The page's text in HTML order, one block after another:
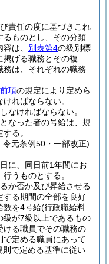
責任の度に基づきこれ
るものとし、その分類
は、 別表第4の級別標
掲げる職務とその複
は、それぞれの職務
前項の規定により定めら
ればならない。
なければならない。
なった者の号給は、規
る。
元条例50・一部改正)
に、同日前1年間にお
うものとする。
か否か及び昇給させる
する期間の全部を良好
数を4号給(行政職給料
級が7級以上であるもの
ける職員でその職務の
定める職員にあって
則で定める基準に従い